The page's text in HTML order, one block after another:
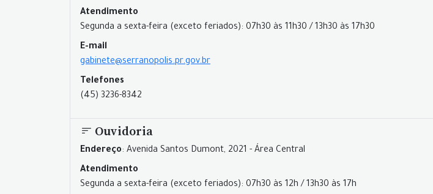
Atendimento
Segunda a sexta-feira (exceto feriados): 07h30 às 11h30 / 13h30 às 17h30
E-mail
gabinete@serranopolis.pr.gov.br
Telefones
(45) 3236-8342
Ouvidoria
Endereço: Avenida Santos Dumont, 2021 - Área Central
Atendimento
Segunda a sexta-feira (exceto feriados): 07h30 às 12h / 13h30 às 17h